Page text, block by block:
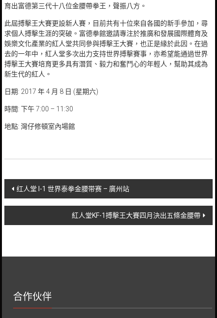
育出富德第三代十八位金腰帶拳王，聲振八方。
此屆搏擊王大賽更設新人賽，目前共有十位來自各國的新手參加，尋
求個人搏擊生涯的突破。富德拳館邀請專注於推廣和發展國際體育及
娛樂文化產業的紅人堂共同參與搏擊王大賽，也正是緣於此因。在過
去的一年中，紅人堂多次出力支持世界搏擊賽事，亦希望能通過世界
搏擊王大賽培育更多具有潛質、毅力和奮鬥心的年輕人，幫助其成為
新生代的紅人。
日期: 2017 年 4 月 8 日 (星期六)
時間: 下午 7:00 – 11:30
地點: 灣仔修頓室內場館
Post
navigation
红人堂 I-1 世界泰拳金腰带赛 – 廣州站
紅人堂KF-1搏擊王大賽四月決出五條金腰帶
合作伙伴